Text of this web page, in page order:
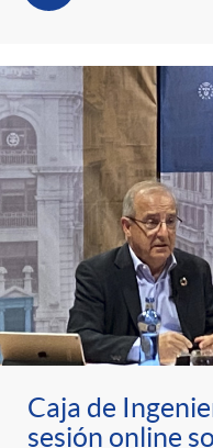
Caja de
sesión online